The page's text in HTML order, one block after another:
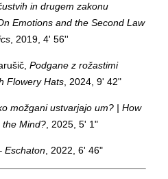
in drugem zakonu
Emotions and the Second Law
, 2019, 4' 56''
Podgane z rožastimi
Flowery Hats , 2024, 9' 42"
možgani ustvarjajo um? | How
the Mind? , 2025, 5' 1"
Eschaton , 2022, 6' 46"